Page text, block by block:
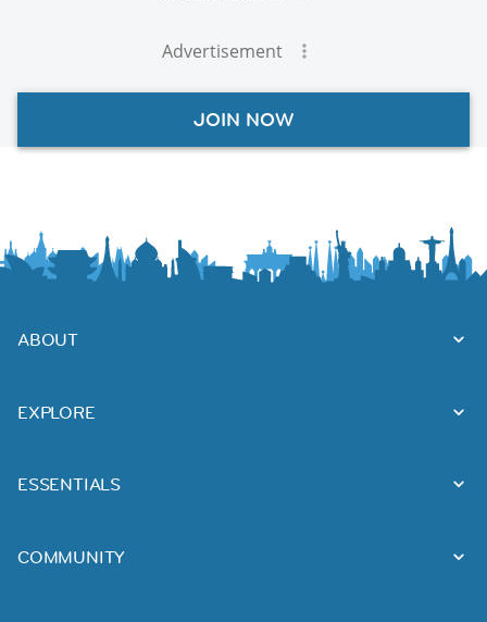
Advertisement
JOIN NOW
ABOUT
EXPLORE
ESSENTIALS
COMMUNITY